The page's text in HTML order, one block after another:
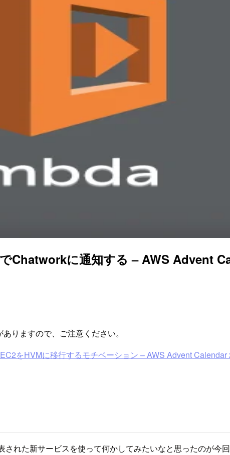
Chatworkに通知する – AWS Advent
りますので、ご注意ください。
EC2をHVMに移行するモチベーション – AWS Advent Calendar
れた新サービスを使って何かしてみたいなと思ったのが今回